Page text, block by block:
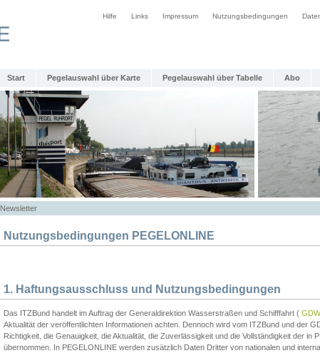
Hilfe Links Impressum Nutzungsbedingungen
Start Pegelauswahl über Karte Pegelauswahl über Tabelle Abo
Newsletter
Nutzungsbedingungen PEGELONLINE
1. Haftungsausschluss und Nutzungsbedingungen
Das ITZBund handelt im Auftrag der Generaldirektion Wasserstraßen und Schifffahrt (
Aktualität der veröffentlichten Informationen achten. Dennoch wird vom ITZBund und der
Richtigkeit, die Genauigkeit, die Aktualität, die Zuverlässigkeit und die Vollständigkeit der in
übernommen. In PEGELONLINE werden zusätzlich Daten Dritter von nationalen und